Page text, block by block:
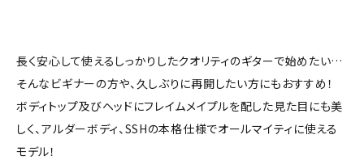
長く安心して使えるしっかりしたクオリティのギターで始めたい…
そんなビギナーの方や、久しぶりに再開したい方にもおすすめ！
ボディトップ及びヘッドにフレイムメイプルを配した見た目にも美
しく、アルダーボディ、SSHの本格仕様でオールマイティに使える
モデル！